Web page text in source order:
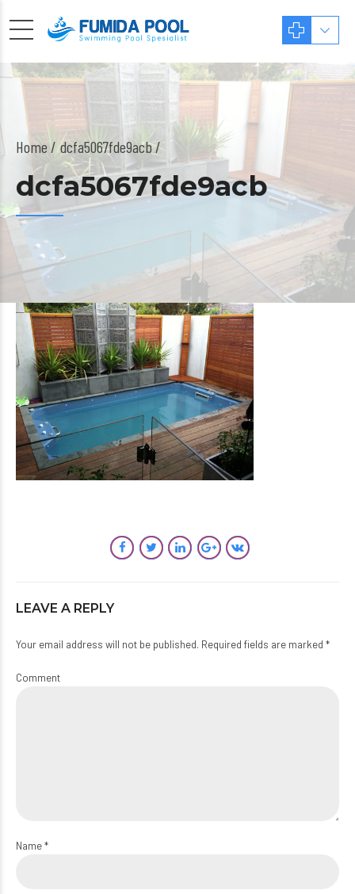
Home dcfa5067fde9acb /
dcfa5067fde9acb
LEAVE A REPLY
Your email address will not be published. Required fields are marked *
Comment
Name *